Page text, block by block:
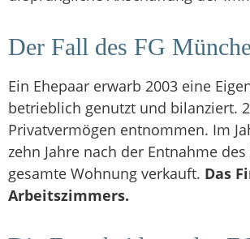
Der Fall des FG
Ein Ehepaar erwarb 2003 eine
betrieblich genutzt und bilanziert.
Privatvermögen entnommen. Im
zehn Jahre nach der Entnahme
gesamte Wohnung verkauft. Das
Arbeitszimmers.